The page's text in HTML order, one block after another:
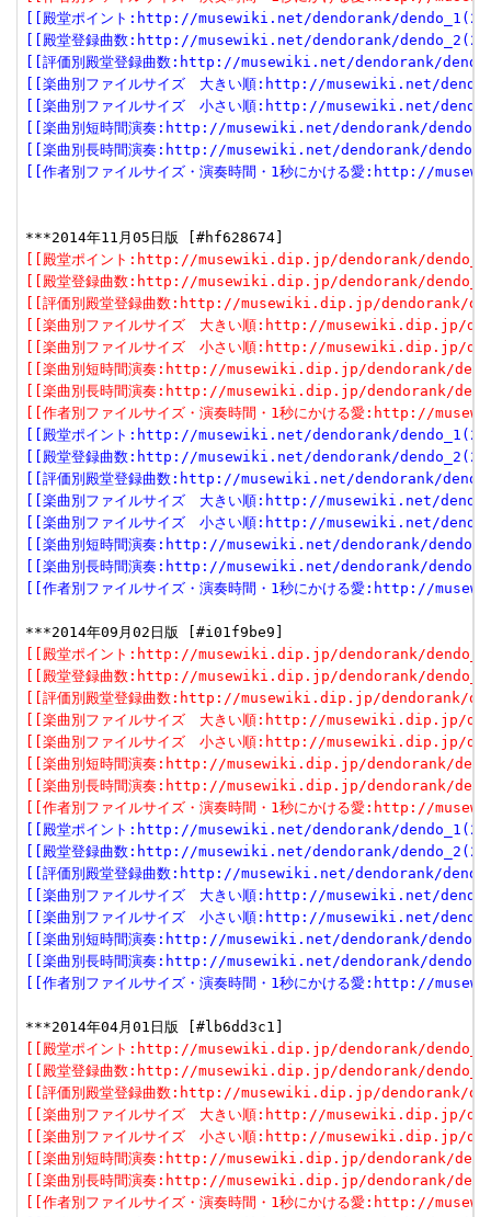
[[殿堂ポイント:http://musewiki.net/dendorank/
[[殿堂登録曲数:http://musewiki.net/dendorank/
[[評価別殿堂登録曲数:http://musewiki.net/dendorank/
[[楽曲別ファイルサイズ　大きい順:http://musewiki.net/
[[楽曲別ファイルサイズ　小さい順:http://musewiki.net/
[[楽曲別短時間演奏:http://musewiki.net/dendorank/
[[楽曲別長時間演奏:http://musewiki.net/dendorank/
[[作者別ファイルサイズ・演奏時間・1秒にかける愛:http://
[[殿堂ポイント:http://musewiki.dip.jp/dendorank/
[[殿堂登録曲数:http://musewiki.dip.jp/dendorank/
[[評価別殿堂登録曲数:http://musewiki.dip.jp/dendorank/
[[楽曲別ファイルサイズ　大きい順:http://musewiki.dip.jp/
[[楽曲別ファイルサイズ　小さい順:http://musewiki.dip.jp/
[[楽曲別短時間演奏:http://musewiki.dip.jp/dendorank/
[[楽曲別長時間演奏:http://musewiki.dip.jp/dendorank/
[[作者別ファイルサイズ・演奏時間・1秒にかける愛:http://
[[殿堂ポイント:http://musewiki.net/dendorank/
[[殿堂登録曲数:http://musewiki.net/dendorank/
[[評価別殿堂登録曲数:http://musewiki.net/dendorank/
[[楽曲別ファイルサイズ　大きい順:http://musewiki.net/
[[楽曲別ファイルサイズ　小さい順:http://musewiki.net/
[[楽曲別短時間演奏:http://musewiki.net/dendorank/
[[楽曲別長時間演奏:http://musewiki.net/dendorank/
[[作者別ファイルサイズ・演奏時間・1秒にかける愛:http://
[[殿堂ポイント:http://musewiki.dip.jp/dendorank/
[[殿堂登録曲数:http://musewiki.dip.jp/dendorank/
[[評価別殿堂登録曲数:http://musewiki.dip.jp/dendorank/
[[楽曲別ファイルサイズ　大きい順:http://musewiki.dip.jp/
[[楽曲別ファイルサイズ　小さい順:http://musewiki.dip.jp/
[[楽曲別短時間演奏:http://musewiki.dip.jp/dendorank/
[[楽曲別長時間演奏:http://musewiki.dip.jp/dendorank/
[[作者別ファイルサイズ・演奏時間・1秒にかける愛:http://
[[殿堂ポイント:http://musewiki.net/dendorank/
[[殿堂登録曲数:http://musewiki.net/dendorank/
[[評価別殿堂登録曲数:http://musewiki.net/dendorank/
[[楽曲別ファイルサイズ　大きい順:http://musewiki.net/
[[楽曲別ファイルサイズ　小さい順:http://musewiki.net/
[[楽曲別短時間演奏:http://musewiki.net/dendorank/
[[楽曲別長時間演奏:http://musewiki.net/dendorank/
[[作者別ファイルサイズ・演奏時間・1秒にかける愛:http://
[[殿堂ポイント:http://musewiki.dip.jp/dendorank/
[[殿堂登録曲数:http://musewiki.dip.jp/dendorank/
[[評価別殿堂登録曲数:http://musewiki.dip.jp/dendorank/
[[楽曲別ファイルサイズ　大きい順:http://musewiki.dip.jp/
[[楽曲別ファイルサイズ　小さい順:http://musewiki.dip.jp/
[[楽曲別短時間演奏:http://musewiki.dip.jp/dendorank/
[[楽曲別長時間演奏:http://musewiki.dip.jp/dendorank/
[[作者別ファイルサイズ・演奏時間・1秒にかける愛:http://